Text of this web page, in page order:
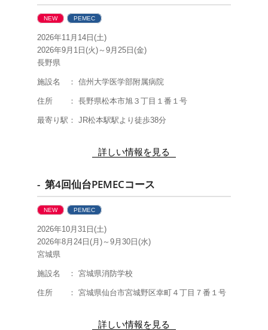
NEW PEMEC
2026年11月14日(土)
2026年9月1日(火)～9月25日(金)
長野県
施設名 ： 信州大学医学部附属病院
住所 ： 長野県松本市旭３丁目１番１号
最寄り駅： JR松本駅駅より徒歩38分
詳しい情報を見る
- 第4回仙台PEMECコース
NEW PEMEC
2026年10月31日(土)
2026年8月24日(月)～9月30日(水)
宮城県
施設名 ： 宮城県消防学校
住所 ： 宮城県仙台市宮城野区幸町４丁目７番１号
詳しい情報を見る